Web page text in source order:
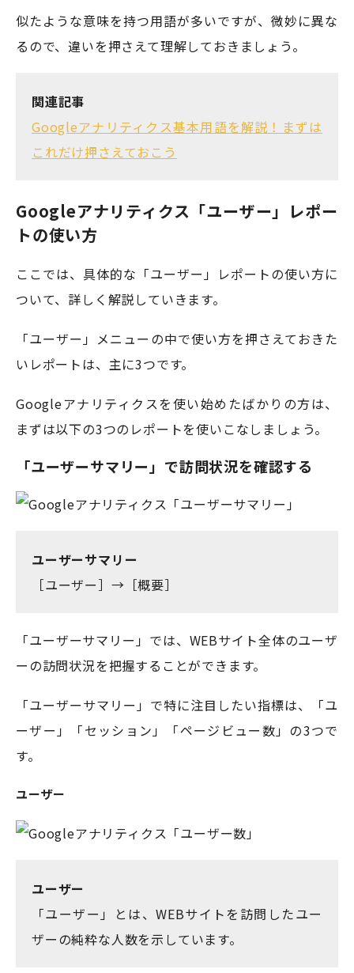
似たような意味を持つ用語が多いですが、微妙に異な
るので、違いを押さえて理解しておきましょう。
関連記事
Googleアナリティクス基本用語を解説！まずは
これだけ押さえておこう
Googleアナリティクス「ユーザー」レポー
トの使い方
ここでは、具体的な「ユーザー」レポートの使い方に
ついて、詳しく解説していきます。
「ユーザー」メニューの中で使い方を押さえておきた
いレポートは、主に3つです。
Googleアナリティクスを使い始めたばかりの方は、
まずは以下の3つのレポートを使いこなしましょう。
「ユーザーサマリー」で訪問状況を確認する
ユーザーサマリー
［ユーザー］→［概要］
「ユーザーサマリー」では、WEBサイト全体のユーザ
ーの訪問状況を把握することができます。
「ユーザーサマリー」で特に注目したい指標は、「ユ
ーザー」「セッション」「ページビュー数」の3つで
す。
ユーザー
ユーザー
「ユーザー」とは、WEBサイトを訪問したユー
ザーの純粋な人数を示しています。